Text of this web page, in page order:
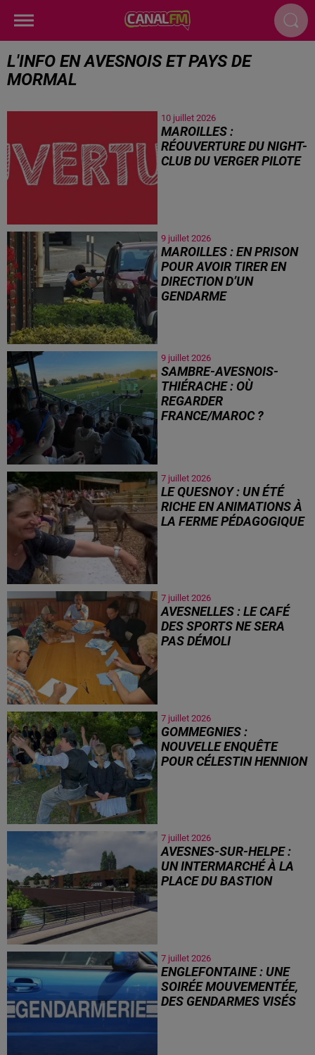
L'INFO EN AVESNOIS ET PAYS DE
MORMAL
10 juillet 2026
MAROILLES :
RÉOUVERTURE DU NIGHT-
CLUB DU VERGER PILOTE
9 juillet 2026
MAROILLES : EN PRISON
POUR AVOIR TIRER EN
DIRECTION D’UN
GENDARME
9 juillet 2026
SAMBRE-AVESNOIS-
THIÉRACHE : OÙ
REGARDER
FRANCE/MAROC ?
7 juillet 2026
LE QUESNOY : UN ÉTÉ
RICHE EN ANIMATIONS À
LA FERME PÉDAGOGIQUE
7 juillet 2026
AVESNELLES : LE CAFÉ
DES SPORTS NE SERA
PAS DÉMOLI
7 juillet 2026
GOMMEGNIES :
NOUVELLE ENQUÊTE
POUR CÉLESTIN HENNION
7 juillet 2026
AVESNES-SUR-HELPE :
UN INTERMARCHÉ À LA
PLACE DU BASTION
7 juillet 2026
ENGLEFONTAINE : UNE
SOIRÉE MOUVEMENTÉE,
DES GENDARMES VISÉS